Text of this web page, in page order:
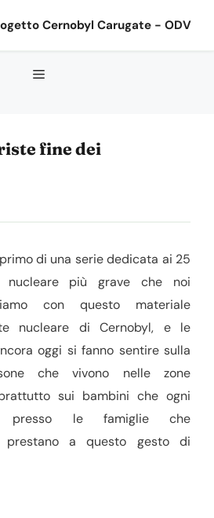
Cernobyl Carugate - ODV
fine dei
di una serie dedicata ai 25
più grave che noi
con questo materiale
nucleare di Cernobyl, e le
oggi si fanno sentire sulla
che vivono nelle zone
sui bambini che ogni
presso le famiglie che
prestano a questo gesto di